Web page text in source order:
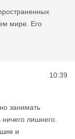
мире. Его
10:39
занимать
лишнего.
и